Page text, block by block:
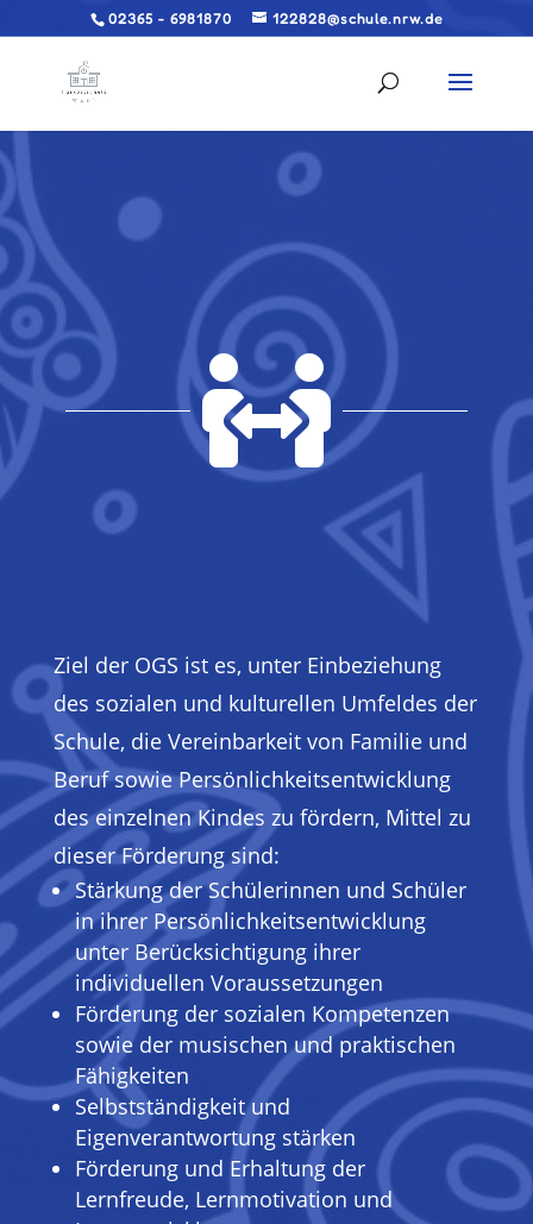
02365 - 6981870 122828@schule.nrw.de
OGS (Offene Ganztagsschule)

Ziel der OGS ist es, unter Einbeziehung
des sozialen und kulturellen Umfeldes der
Schule, die Vereinbarkeit von Familie und
Beruf sowie Persönlichkeitsentwicklung
des einzelnen Kindes zu fördern, Mittel zu
dieser Förderung sind:
Stärkung der Schülerinnen und Schüler
in ihrer Persönlichkeitsentwicklung
unter Berücksichtigung ihrer
individuellen Voraussetzungen
Förderung der sozialen Kompetenzen
sowie der musischen und praktischen
Fähigkeiten
Selbstständigkeit und
Eigenverantwortung stärken
Förderung und Erhaltung der
Lernfreude, Lernmotivation und